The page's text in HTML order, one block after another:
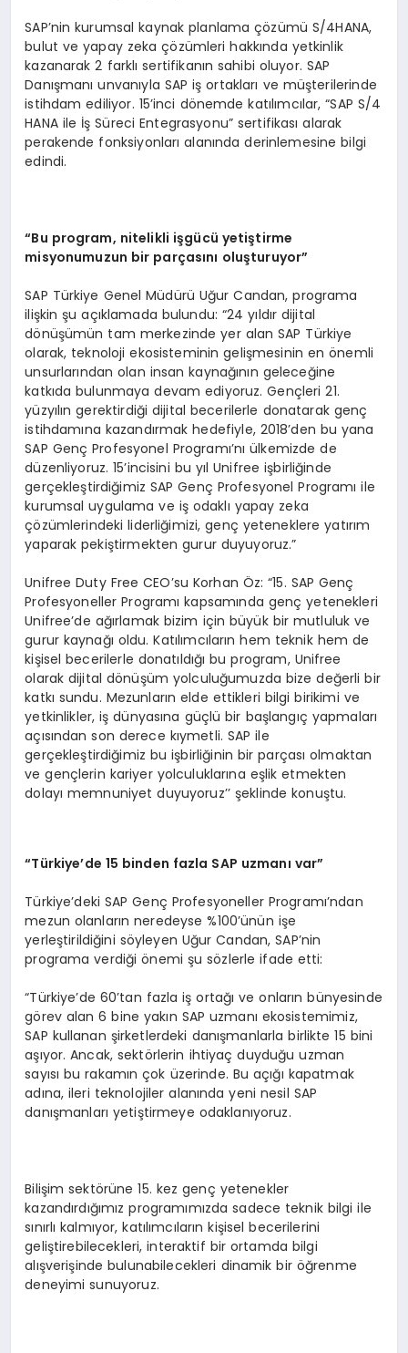
SAP’nin kurumsal kaynak planlama çözümü S/4HANA,
bulut ve yapay zeka çözümleri hakkında yetkinlik
kazanarak 2 farklı sertifikanın sahibi oluyor. SAP
Danışmanı unvanıyla SAP iş ortakları ve müşterilerinde
istihdam ediliyor. 15’inci dönemde katılımcılar, “SAP S/4
HANA ile İş Süreci Entegrasyonu” sertifikası alarak
perakende fonksiyonları alanında derinlemesine bilgi
edindi.
“Bu program, nitelikli işgücü yetiştirme
misyonumuzun bir parçasını oluşturuyor”
SAP Türkiye Genel Müdürü Uğur Candan, programa
ilişkin şu açıklamada bulundu: “24 yıldır dijital
dönüşümün tam merkezinde yer alan SAP Türkiye
olarak, teknoloji ekosisteminin gelişmesinin en önemli
unsurlarından olan insan kaynağının geleceğine
katkıda bulunmaya devam ediyoruz. Gençleri 21.
yüzyılın gerektirdiği dijital becerilerle donatarak genç
istihdamına kazandırmak hedefiyle, 2018’den bu yana
SAP Genç Profesyonel Programı’nı ülkemizde de
düzenliyoruz. 15’incisini bu yıl Unifree işbirliğinde
gerçekleştirdiğimiz SAP Genç Profesyonel Programı ile
kurumsal uygulama ve iş odaklı yapay zeka
çözümlerindeki liderliğimizi, genç yeteneklere yatırım
yaparak pekiştirmekten gurur duyuyoruz.”
Unifree Duty Free CEO’su Korhan Öz: “15. SAP Genç
Profesyoneller Programı kapsamında genç yetenekleri
Unifree’de ağırlamak bizim için büyük bir mutluluk ve
gurur kaynağı oldu. Katılımcıların hem teknik hem de
kişisel becerilerle donatıldığı bu program, Unifree
olarak dijital dönüşüm yolculuğumuzda bize değerli bir
katkı sundu. Mezunların elde ettikleri bilgi birikimi ve
yetkinlikler, iş dünyasına güçlü bir başlangıç yapmaları
açısından son derece kıymetli. SAP ile
gerçekleştirdiğimiz bu işbirliğinin bir parçası olmaktan
ve gençlerin kariyer yolculuklarına eşlik etmekten
dolayı memnuniyet duyuyoruz’’ şeklinde konuştu.
“Türkiye’de 15 binden fazla SAP uzmanı var”
Türkiye’deki SAP Genç Profesyoneller Programı’ndan
mezun olanların neredeyse %100’ünün işe
yerleştirildiğini söyleyen Uğur Candan, SAP’nin
programa verdiği önemi şu sözlerle ifade etti:
“Türkiye’de 60’tan fazla iş ortağı ve onların bünyesinde
görev alan 6 bine yakın SAP uzmanı ekosistemimiz,
SAP kullanan şirketlerdeki danışmanlarla birlikte 15 bini
aşıyor. Ancak, sektörlerin ihtiyaç duyduğu uzman
sayısı bu rakamın çok üzerinde. Bu açığı kapatmak
adına, ileri teknolojiler alanında yeni nesil SAP
danışmanları yetiştirmeye odaklanıyoruz.
Bilişim sektörüne 15. kez genç yetenekler
kazandırdığımız programımızda sadece teknik bilgi ile
sınırlı kalmıyor, katılımcıların kişisel becerilerini
geliştirebilecekleri, interaktif bir ortamda bilgi
alışverişinde bulunabilecekleri dinamik bir öğrenme
deneyimi sunuyoruz.